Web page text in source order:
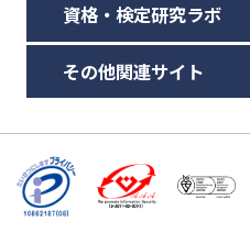
資格・検定研究ラボ
その他関連サイト